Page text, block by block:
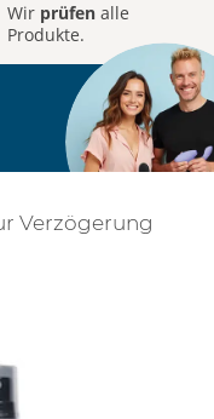
Wir prüfen alle
Produkte.
Verzögerung